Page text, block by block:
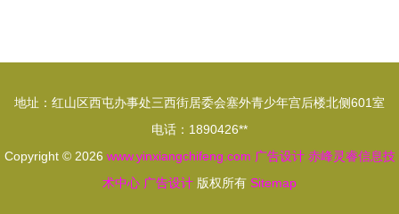
如何制作一
份能在手
机、站牌或
微信、朋友
地址：红山区西屯办事处三西街居委会塞外青少年宫后楼北侧601室
电话：1890426**
Copyright © 2026 www.yinxiangchifeng.com 广告设计 赤峰灵睿信息技
术中心 广告设计 版权所有 Sitemap